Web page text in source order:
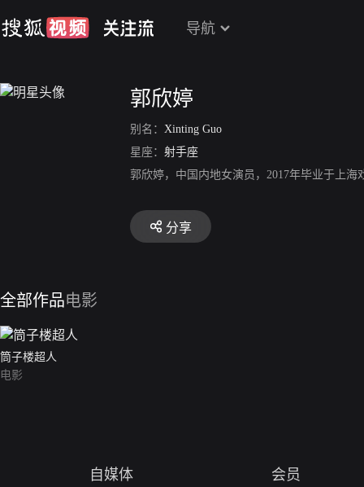
导航
郭欣婷
别名： Xinting Guo
星座： 射手座
郭欣婷，中国内地女演员，2017年毕业于上
分享
全部作品电影
筒子楼超人
电影
自媒体 会员